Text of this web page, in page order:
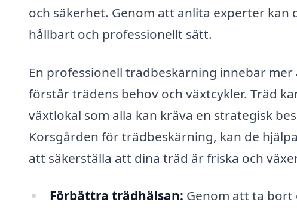
och säkerhet. Genom att anlita experter
hållbart och professionellt sätt.
En professionell trädbeskärning innebär
förstår trädens behov och växtcykler. Träd
växtlokal som alla kan kräva en strategisk
Korsgården för trädbeskärning, kan de
att säkerställa att dina träd är friska och
Förbättra trädhälsan: Genom att ta bort